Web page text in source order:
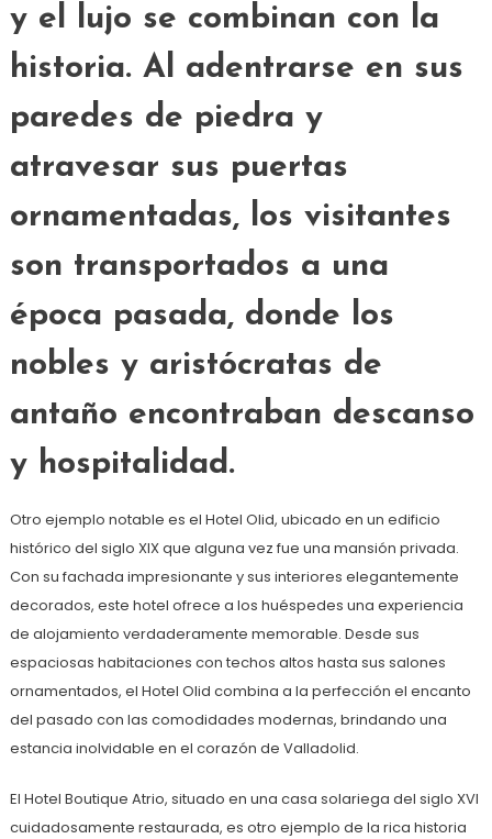
y el lujo se combinan con la
historia. Al adentrarse en sus
paredes de piedra y
atravesar sus puertas
ornamentadas, los visitantes
son transportados a una
época pasada, donde los
nobles y aristócratas de
antaño encontraban descanso
y hospitalidad.
Otro ejemplo notable es el Hotel Olid, ubicado en un edificio
histórico del siglo XIX que alguna vez fue una mansión privada.
Con su fachada impresionante y sus interiores elegantemente
decorados, este hotel ofrece a los huéspedes una experiencia
de alojamiento verdaderamente memorable. Desde sus
espaciosas habitaciones con techos altos hasta sus salones
ornamentados, el Hotel Olid combina a la perfección el encanto
del pasado con las comodidades modernas, brindando una
estancia inolvidable en el corazón de Valladolid.
El Hotel Boutique Atrio, situado en una casa solariega del siglo XVI
cuidadosamente restaurada, es otro ejemplo de la rica historia